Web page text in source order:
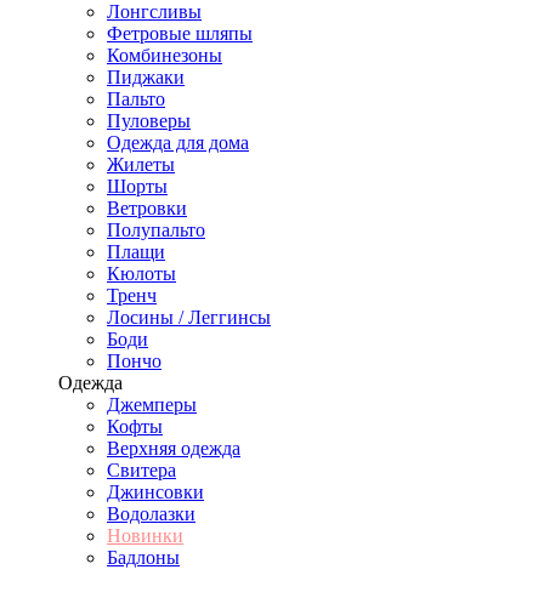
Лонгсливы
Фетровые шляпы
Комбинезоны
Пиджаки
Пальто
Пуловеры
Одежда для дома
Жилеты
Шорты
Ветровки
Полупальто
Плащи
Кюлоты
Тренч
Лосины / Леггинсы
Боди
Пончо
Одежда
Джемперы
Кофты
Верхняя одежда
Свитера
Джинсовки
Водолазки
Новинки
Бадлоны